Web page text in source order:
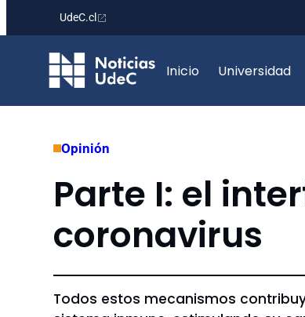
contenido
UdeC.cl
Inicio Universidad
Opinión
Parte I: el
coronavirus
Todos estos mecanismos